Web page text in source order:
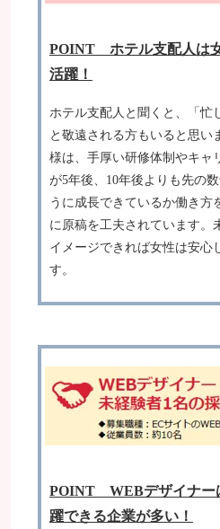
POINT ホテル支配人は
活躍！
ホテル支配人と聞くと、「忙
と敬遠される方もいると思い
様は、手厚い研修体制やキャ
が5年後、10年後よりも先の
うに成長できているか働き方
に原稿を工夫されています。
イメージできれば女性は安心
す。
POINT WEBデザイナー
躍できる企業が多い！